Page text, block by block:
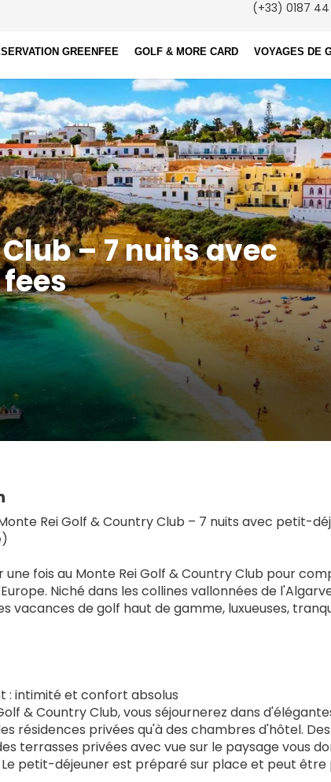
GREENFEE GOLF & MORE CARD VOYAGES DE
(+33) 0187
– 7 nuits avec
Rei Golf & Country Club – 7 nuits avec petit-
une fois au Monte Rei Golf & Country Club pour
Niché dans les collines vallonnées de
vacances de golf haut de gamme, luxueuses,
: intimité et confort absolus
& Country Club, vous séjournerez dans
résidences privées qu'à des chambres d'hôtel.
terrasses privées avec vue sur le paysage vous
Le petit-déjeuner est préparé sur place et peut